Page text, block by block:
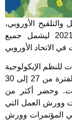
الأوروبي،
المعروف باسم “أسبوع النحل”، في عام 2021 ليشمل جميع
للنظم الإيكولوجية
الصحية ورفاهيتنا وثقافتنا، على الإنترنت في الفترة من 27 إلى 30
. وحضر أكثر من
وورش العمل التي
المؤتمرات وورش